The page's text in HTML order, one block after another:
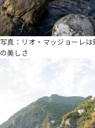
写真：リオ・マッジョーレ
の美しさ